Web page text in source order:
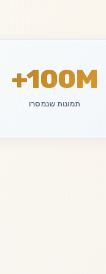
100M+
תמונות שנמסרו